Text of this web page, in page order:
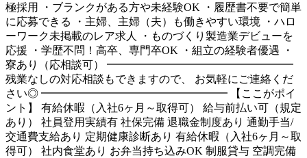
極採用 ・ブランクがある方や未経験OK ・履歴書不要で簡単
に応募できる ・主婦、主婦（夫）も働きやすい環境 ・ハロ
ーワーク未掲載のレア求人 ・ものづくり製造業デビューを
応援 ・学歴不問！高卒、専門卒OK ・組立の経験者優遇 ・
寮あり（応相談可） ━━━━━━━━━━━━━━━━━
残業なしの対応相談もできますので、 お気軽にご連絡くだ
さい◎ ━━━━━━━━━━━━━━━━━ 【ここがポイ
ント】 有給休暇（入社6ヶ月～取得可） 給与前払い可（規定
あり） 社員登用実績有 社保完備 退職金制度あり 通勤手当/
交通費支給あり 定期健康診断あり 有給休暇（入社6ヶ月～取
得可） 社内食堂あり お弁当持ち込みOK 制服貸与 空調完備